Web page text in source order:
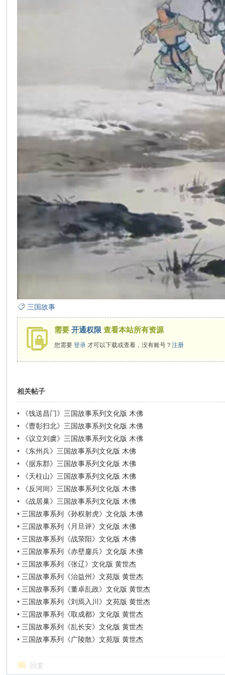
三国故事
需要开通权限 查看本站所有资源
您需要登录 才可以下载或查看，没有账号？注册
相关帖子
•
《饯送昌门》三国故事系列文化版 木佛
•
《曹彰扫北》三国故事系列文化版 木佛
•
《议立刘虞》三国故事系列文化版 木佛
•
《东州兵》三国故事系列文化版 木佛
•
《据东郡》三国故事系列文化版 木佛
•
《天柱山》三国故事系列文化版 木佛
•
《反河间》三国故事系列文化版 木佛
•
《战居巢》三国故事系列文化版 木佛
• 三国故事系列《孙权射虎》文化版 木佛
• 三国故事系列《月旦评》文化版 木佛
• 三国故事系列《战荥阳》文化版 木佛
• 三国故事系列《赤壁鏖兵》文化版 木佛
• 三国故事系列《张辽》文化版 黄世杰
• 三国故事系列《治益州》文苑版 黄世杰
• 三国故事系列《董卓乱政》文化版 黄世杰
• 三国故事系列《刘焉入川》文苑版 黄世杰
• 三国故事系列《取成都》文化版 黄世杰
• 三国故事系列《乱长安》文化版 黄世杰
• 三国故事系列《广陵散》文苑版 黄世杰
回复